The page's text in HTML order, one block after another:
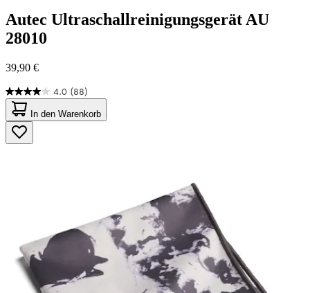
Autec Ultraschallreinigungsgerät AU
28010
39,90 €
4.0 (88)
4.0
von
5
Sternen.
88
In den Warenkorb